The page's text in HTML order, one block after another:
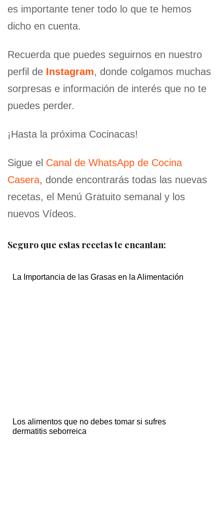
es importante tener todo lo que te hemos
dicho en cuenta.
Recuerda que puedes seguirnos en nuestro
perfil de Instagram, donde colgamos muchas
sorpresas e información de interés que no te
puedes perder.
¡Hasta la próxima Cocinacas!
Sigue el Canal de WhatsApp de Cocina
Casera, donde encontrarás todas las nuevas
recetas, el Menú Gratuito semanal y los
nuevos Vídeos.
Seguro que estas recetas te encantan:
La Importancia de las Grasas en la Alimentación
Los alimentos que no debes tomar si sufres
dermatitis seborreica